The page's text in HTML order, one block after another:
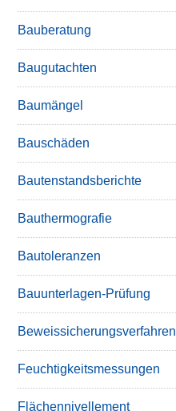
Bauberatung
Baugutachten
Baumängel
Bauschäden
Bautenstandsberichte
Bauthermografie
Bautoleranzen
Bauunterlagen-Prüfung
Beweissicherungsverfahren
Feuchtigkeitsmessungen
Flächennivellement